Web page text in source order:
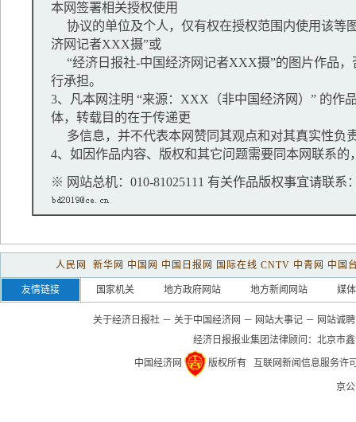
本网签署相关授权使用
协议的单位及个人，仅有权在授权范围内使用该等
济网记者XXX摄”或
“经济日报社-中国经济网记者XXX摄”的图片作品，
行承担。
3、凡本网注明 “来源：XXX（非中国经济网）” 的作
体，转载目的在于传递更
多信息，并不代表本网赞同其观点和对其真实性负
4、如因作品内容、版权和其它问题需要同本网联系的
※ 网站总机：010-81025111 有关作品版权事宜请联系
人民网 新华网 中国网 中国日报网 国际在线 CNTV 中青网 中国
友情链接 国家机关 地方政府网站 地方新闻网站 媒
关于经济日报社 － 关于中国经济网 － 网站大事记 － 网站诚聘
经济日报报业集团法律顾问： 北京市
中国经济网 版权所有 互联网新闻信息服务许
京